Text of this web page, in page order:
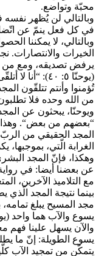
محبّة وتواضع.
وبالتالي لن يُظهر
في كل فعل ينمّ عن
وبالتالي، لا يمكننا
الخيرات والانتصارات.
يرفض تصديقه، ومع من
(يوحنّا ٥: ٤٠):
تُؤمنوا وأنتم تتلقّون
ويوحنّا، يبحثون عن
“بعضهم من بعض“. وهذا
المجد الحقيقي من
الغرابة الّتي،
وهكذا، فإنّ المجد
عن بعضنا أيضا: في
مع التلاميذ الآخرين،
بينما نتيجة المجد
مجد المسيح يبلغ
يسوع والآب هما واحد (يوحنّا ١٧: ١١
والآن يسهل علينا فهم
يسوع الطويلة: إنّ ما
يتمكّن من تمجيد الآب